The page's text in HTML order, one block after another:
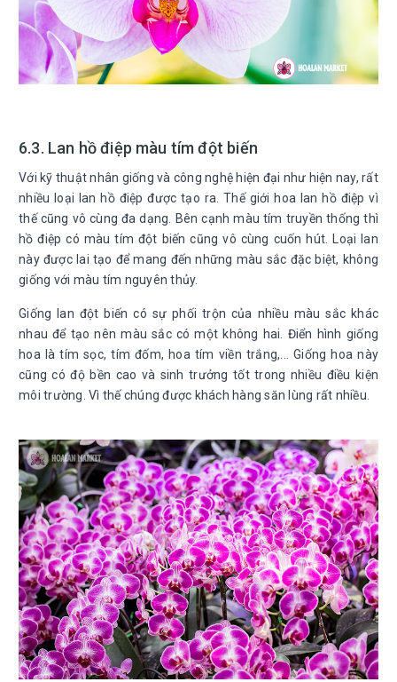
6.3. Lan hồ điệp màu tím đột biến
Với kỹ thuật nhân giống và công nghệ hiện đại như hiện nay, rất
nhiều loại lan hồ điệp được tạo ra. Thế giới hoa lan hồ điệp vì
thế cũng vô cùng đa dạng. Bên cạnh màu tím truyền thống thì
hồ điệp có màu tím đột biến cũng vô cùng cuốn hút. Loại lan
này được lai tạo để mang đến những màu sắc đặc biệt, không
giống với màu tím nguyên thủy.
Giống lan đột biến có sự phối trộn của nhiều màu sắc khác
nhau để tạo nên màu sắc có một không hai. Điển hình giống
hoa là tím sọc, tím đốm, hoa tím viền trắng,... Giống hoa này
cũng có độ bền cao và sinh trưởng tốt trong nhiều điều kiện
môi trường. Vì thế chúng được khách hàng săn lùng rất nhiều.